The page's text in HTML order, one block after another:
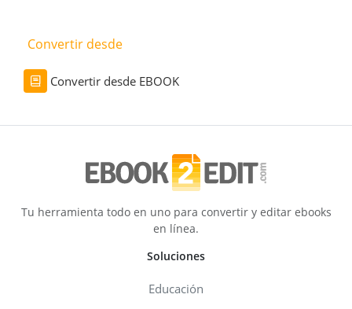
Convertir desde
Convertir desde EBOOK
Tu herramienta todo en uno para convertir y editar ebooks
en línea.
Soluciones
Educación